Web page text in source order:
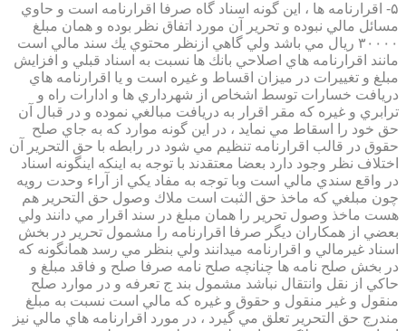
۵- اقرارنامه ها ، اين گونه اسناد گاه صرفا اقرارنامه است و حاوي
مسائل مالي نبوده و تحرير آن مورد اتفاق نظر بوده و همان مبلغ
۳۰۰۰۰ ريال مي باشد ولي گاهي ازنظر محتوي يك سند مالي است
مانند اقرارنامه هاي اصلاحي بانك ها نسبت به اسناد قبلي و افزايش
مبلغ و تغييرات در ميزان اقساط و غيره است و يا اقرارنامه هاي
دريافت خسارات توسط اشخاص از شهرداري ها و ادارات راه و
ترابري و غيره كه مقر اقرار به دريافت مبالغي نموده و در قبال آن
حق خود را اسقاط مي نمايد ، در اين گونه موارد كه به جاي صلح
حقوق در قالب اقرارنامه تنظيم مي شود در رابطه با حق التحرير آن
اختلاف نظر وجود دارد بعضا معتقدند با توجه به اينكه اينگونه اسناد
در واقع سندي مالي است وبا توجه به مفاد يكي از آراء وحدت رويه
چون مبلغي كه ماخذ حق الثبت است ملاك وصول حق التحرير هم
هست ماخذ وصول تحرير را همان مبلغ در سند اقرار مي دانند ولي
بعضي از همكاران ديگر صرفا اقرارنامه را مشمول تحرير در بخش
اسناد غيرمالي و اقرارنامه ميدانند ولي بنظر مي رسد همانگونه كه
در بخش صلح نامه ها چنانچه صلح نامه صرفا صلح و فاقد مبلغ و
حاكي از نقل وانتقال نباشد مشمول بند ج تعرفه و در موارد صلح
منقول و غير منقول و حقوق و غيره كه مالي است نسبت به مبلغ
مندرج حق التحرير تعلق مي گيرد ، در مورد اقرارنامه هاي مالي نيز